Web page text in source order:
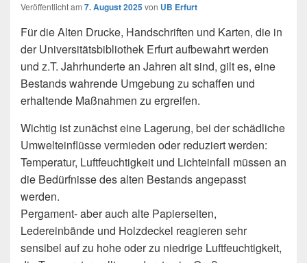
Veröffentlicht am 7. August 2025von UB Erfurt
Für die Alten Drucke, Handschriften und Karten, die in
der Universitätsbibliothek Erfurt aufbewahrt werden
und z.T. Jahrhunderte an Jahren alt sind, gilt es, eine
Bestands wahrende Umgebung zu schaffen und
erhaltende Maßnahmen zu ergreifen.
Wichtig ist zunächst eine Lagerung, bei der schädliche
Umwelteinflüsse vermieden oder reduziert werden:
Temperatur, Luftfeuchtigkeit und Lichteinfall müssen an
die Bedürfnisse des alten Bestands angepasst
werden.
Pergament- aber auch alte Papierseiten,
Ledereinbände und Holzdeckel reagieren sehr
sensibel auf zu hohe oder zu niedrige Luftfeuchtigkeit,